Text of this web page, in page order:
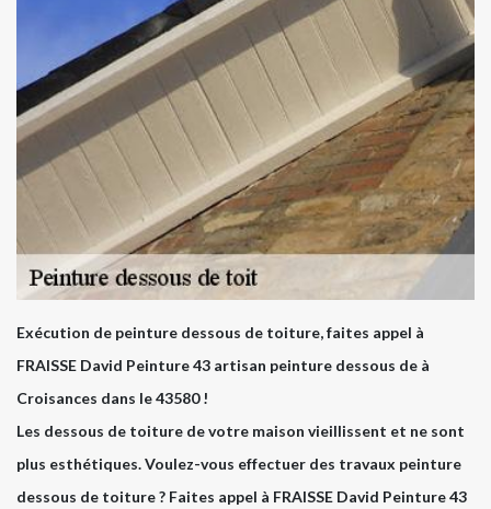
Exécution de peinture dessous de toiture, faites appel à
FRAISSE David Peinture 43 artisan peinture dessous de à
Croisances dans le 43580 !
Les dessous de toiture de votre maison vieillissent et ne sont
plus esthétiques. Voulez-vous effectuer des travaux peinture
dessous de toiture ? Faites appel à FRAISSE David Peinture 43